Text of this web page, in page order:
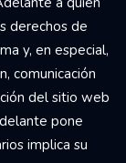
derechos de
y, en especial,
comunicación
del sitio web
pone
implica su